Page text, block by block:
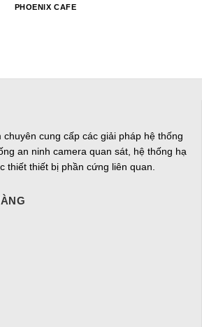
PHOENIX CAFE
cung cấp các giải pháp hệ thống
an ninh camera quan sát, hệ thống hạ
thiết thiết bị phần cứng liên quan.